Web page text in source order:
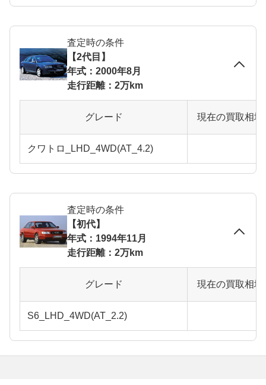
査定時の条件
【2代目】
年式：2000年8月
走行距離：2万km
グレード 現在の買取相
クワトロ_LHD_4WD(AT_4.2)
査定時の条件
【初代】
年式：1994年11月
走行距離：2万km
グレード 現在の買取相
S6_LHD_4WD(AT_2.2)